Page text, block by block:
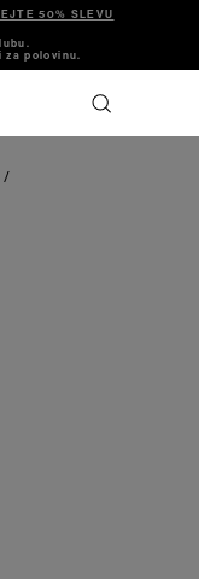
50% SLEVU
za polovinu.
/